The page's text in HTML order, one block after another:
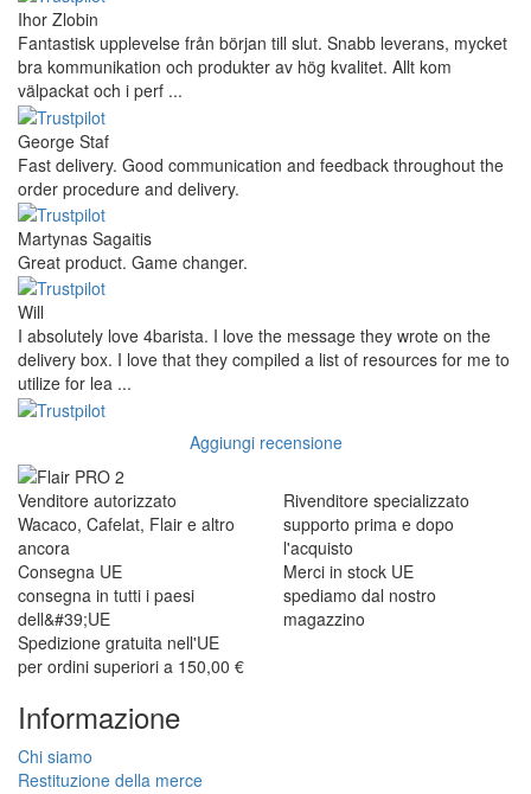
Ihor Zlobin
Fantastisk upplevelse från början till slut. Snabb leverans, mycket
bra kommunikation och produkter av hög kvalitet. Allt kom
välpackat och i perf ...
George Staf
Fast delivery. Good communication and feedback throughout the
order procedure and delivery.
Martynas Sagaitis
Great product. Game changer.
Will
I absolutely love 4barista. I love the message they wrote on the
delivery box. I love that they compiled a list of resources for me to
utilize for lea ...
Aggiungi recensione
Venditore autorizzato
Wacaco, Cafelat, Flair e altro
ancora
Rivenditore specializzato
supporto prima e dopo
l'acquisto
Consegna UE
consegna in tutti i paesi
dell&#39;UE
Merci in stock UE
spediamo dal nostro
magazzino
Spedizione gratuita nell'UE
per ordini superiori a 150,00 €
Informazione
Chi siamo
Restituzione della merce